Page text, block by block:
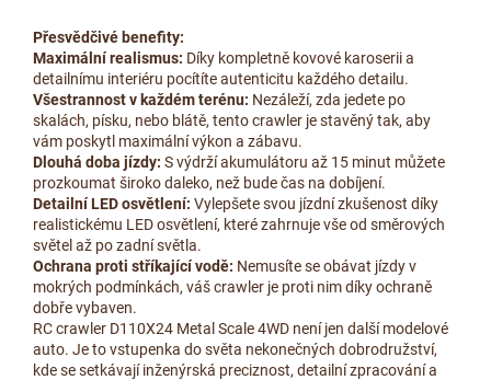
Přesvědčivé benefity:
Maximální realismus: Díky kompletně kovové karoserii a
detailnímu interiéru pocítíte autenticitu každého detailu.
Všestrannost v každém terénu: Nezáleží, zda jedete po
skalách, písku, nebo blátě, tento crawler je stavěný tak, aby
vám poskytl maximální výkon a zábavu.
Dlouhá doba jízdy: S výdrží akumulátoru až 15 minut můžete
prozkoumat široko daleko, než bude čas na dobíjení.
Detailní LED osvětlení: Vylepšete svou jízdní zkušenost díky
realistickému LED osvětlení, které zahrnuje vše od směrových
světel až po zadní světla.
Ochrana proti stříkající vodě: Nemusíte se obávat jízdy v
mokrých podmínkách, váš crawler je proti nim díky ochraně
dobře vybaven.
RC crawler D110X24 Metal Scale 4WD není jen další modelové
auto. Je to vstupenka do světa nekonečných dobrodružství,
kde se setkávají inženýrská preciznost, detailní zpracování a